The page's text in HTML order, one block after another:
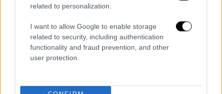
related to personalization.
I want to allow Google to enable storage
related to security, including authentication
functionality and fraud prevention, and other
user protection.
Ελλάδα|05.08.2025 22:49
«Φοβηθήκαμε πως θα ανατραπεί»:
Eπιβάτιδα του φέρι μποτ στην Εύβοια